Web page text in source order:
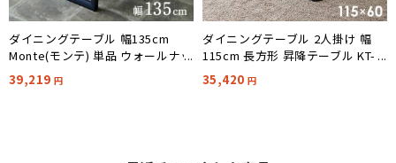
ダイニングテーブル 幅135cm
Monte(モンテ) 単品 ウォールナッ
ト
39,219 円
ダイニングテーブル 2人掛け 幅
115cm 長方形 昇降テーブル KT-
3198 3色対応
35,420 円